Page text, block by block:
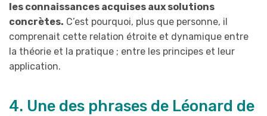
les connaissances acquises aux solutions
concrètes. C’est pourquoi, plus que personne, il
comprenait cette relation étroite et dynamique entre
la théorie et la pratique ; entre les principes et leur
application.
4. Une des phrases de Léonard de